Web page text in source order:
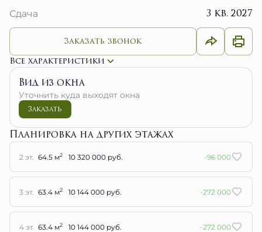
Сдача 3 кв. 2027
Заказать звонок
Все характеристики
Вид из окна
Уточнить куда выходят окна
Заказать
Планировка на других этажах
2 эт. 64.5 м2 10 320 000 руб. -96 000
3 эт. 63.4 м2 10 144 000 руб. -272 000
4 эт. 63.4 м2 10 144 000 руб. -272 000